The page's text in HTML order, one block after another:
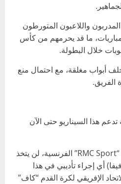
واللاعبون المتورطون
المشاركة في 4 إلى 6 مباريات، ما قد يحرمهم من كأس
أبواب مغلقة، مع احتمال منع
الفريق.
هذا السيناريو حتى الآن
ووفقا لمعلومات من شبكة “RMC Sport” الفرنسية، لن يتخذ
أي إجراء تأديبي في هذا
الإفريقي لكرة القدم “كاف”